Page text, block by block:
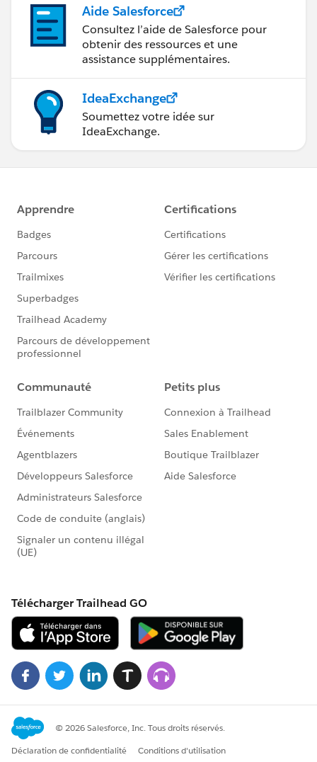
Aide Salesforce
Consultez l’aide de Salesforce pour
obtenir des ressources et une
assistance supplémentaires.
IdeaExchange
Soumettez votre idée sur
IdeaExchange.